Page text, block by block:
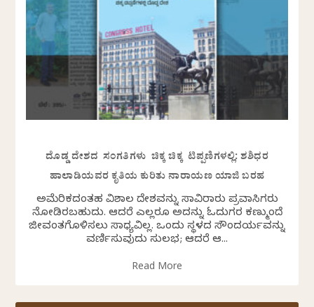
ದೊಡ್ಡ ದೇಶದ ಸಂಗತಿಗಳು ಚಿಕ್ಕ ಚಿಕ್ಕ ಟಿಪ್ಪಣಿಗಳಲ್ಲಿ: ಶಶಿಧರ
ಹಾಲಾಡಿಯವರ ಕೃತಿಯ ಕುರಿತು ನಾರಾಯಣ ಯಾಜಿ ಬರಹ
ಅಮೆರಿಕದಂತಹ ವಿಶಾಲ ದೇಶವನ್ನು ಸಾವಿರಾರು ಪ್ರವಾಸಿಗರು
ನೋಡಿರಬಹುದು. ಆದರೆ ಎಲ್ಲರೂ ಅದನ್ನು ಓದುಗರ ಕಣ್ಮುಂದೆ
ಜೀವಂತಗೊಳಿಸಲು ಸಾಧ್ಯವಿಲ್ಲ. ಒಂದು ಸ್ಥಳದ ಸೌಂದರ್ಯವನ್ನು
ವರ್ಣಿಸುವುದು ಸುಲಭ; ಆದರೆ ಆ...
Read More